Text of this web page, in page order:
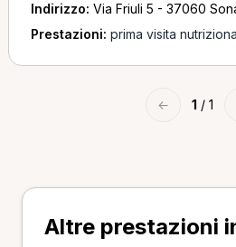
Indirizzo: Via Friuli 5 - 37060
Prestazioni: prima visita
← 1 / 1
Altre prestazioni